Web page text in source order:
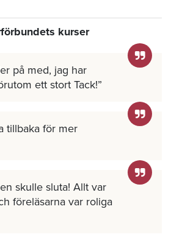
kurser
på med, jag har
ett stort Tack!
tillbaka för mer
skulle sluta! Allt var
föreläsarna var roliga